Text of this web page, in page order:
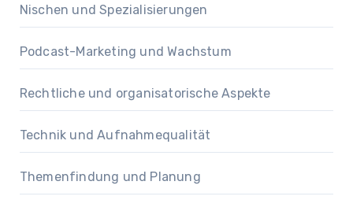
Nischen und Spezialisierungen
Podcast-Marketing und Wachstum
Rechtliche und organisatorische Aspekte
Technik und Aufnahmequalität
Themenfindung und Planung